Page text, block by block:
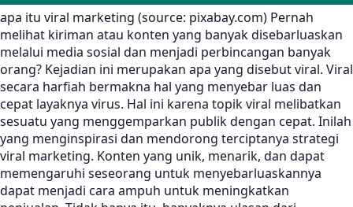
apa itu viral marketing (source: pixabay.com) Pernah
melihat kiriman atau konten yang banyak disebarluaskan
melalui media sosial dan menjadi perbincangan banyak
orang? Kejadian ini merupakan apa yang disebut viral. Viral
secara harfiah bermakna hal yang menyebar luas dan
cepat layaknya virus. Hal ini karena topik viral melibatkan
sesuatu yang menggemparkan publik dengan cepat. Inilah
yang menginspirasi dan mendorong terciptanya strategi
viral marketing. Konten yang unik, menarik, dan dapat
memengaruhi seseorang untuk menyebarluaskannya
dapat menjadi cara ampuh untuk meningkatkan